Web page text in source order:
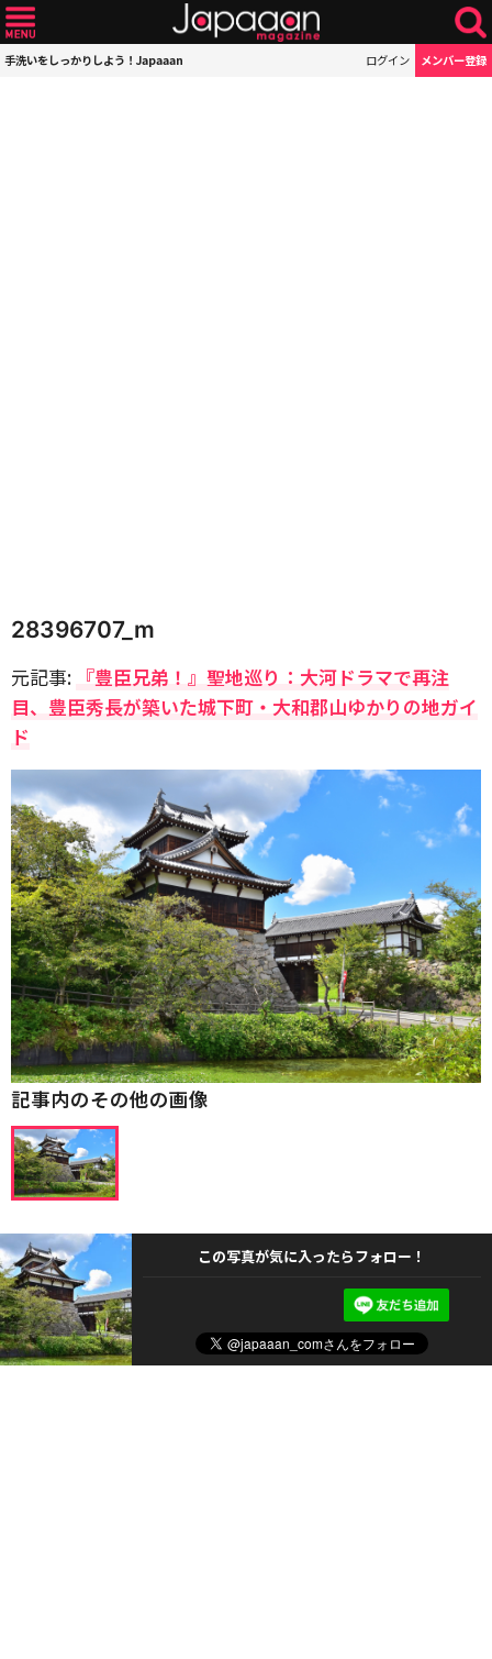
手洗いをしっかりしよう！Japaaan ログイン メンバー登録
28396707_m
元記事: 『豊臣兄弟！』聖地巡り：大河ドラマで再注
目、豊臣秀長が築いた城下町・大和郡山ゆかりの地ガイ
ド
記事内のその他の画像
この写真が気に入ったらフォロー！